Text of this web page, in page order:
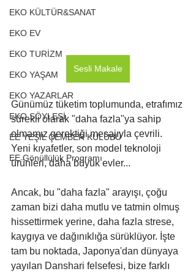
EKO KÜLTÜR&SANAT
EKO EV
EKO TURİZM
EKO YAŞAM
EKO YAZARLAR
EKO SÖYLEŞİ
EE YEŞİL ÇEMBER KULÜBÜ
EE Gönüllülük Programı
Sesli Makale
Günümüz tüketim toplumunda, etrafımız
sürekli olarak "daha fazla"ya sahip
olmamız gerektiği mesajıyla çevrili.
Yeni kıyafetler, son model teknoloji
ürünleri, daha büyük evler...
Ancak, bu "daha fazla" arayışı, çoğu
zaman bizi daha mutlu ve tatmin olmuş
hissettirmek yerine, daha fazla strese,
kaygıya ve dağınıklığa sürüklüyor. İşte
tam bu noktada, Japonya'dan dünyaya
yayılan Danshari felsefesi, bize farklı